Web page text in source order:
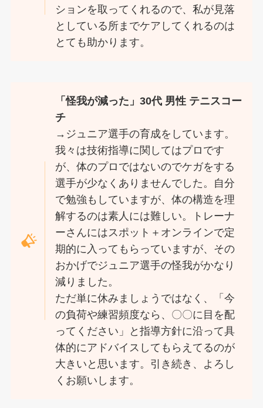
ションを取ってくれるので、私が見落
としている所までケアしてくれるのは
とても助かります。
「怪我が減った」30代 男性 テニスコー
チ
→ジュニア選手の育成をしています。
我々は技術指導に関してはプロです
が、体のプロではないのでケガをする
選手が少なくありませんでした。自分
で勉強もしていますが、体の構造を理
解するのは素人には難しい。トレーナ
ーさんにはスポット＋オンラインで定
期的に入ってもらっていますが、その
おかげでジュニア選手の怪我がかなり
減りました。
ただ単に休みましょうではなく、「今
の負荷や練習頻度なら、〇〇に目を配
ってください」と指導方針に沿って具
体的にアドバイスしてもらえてるのが
大きいと思います。引き続き、よろし
くお願いします。